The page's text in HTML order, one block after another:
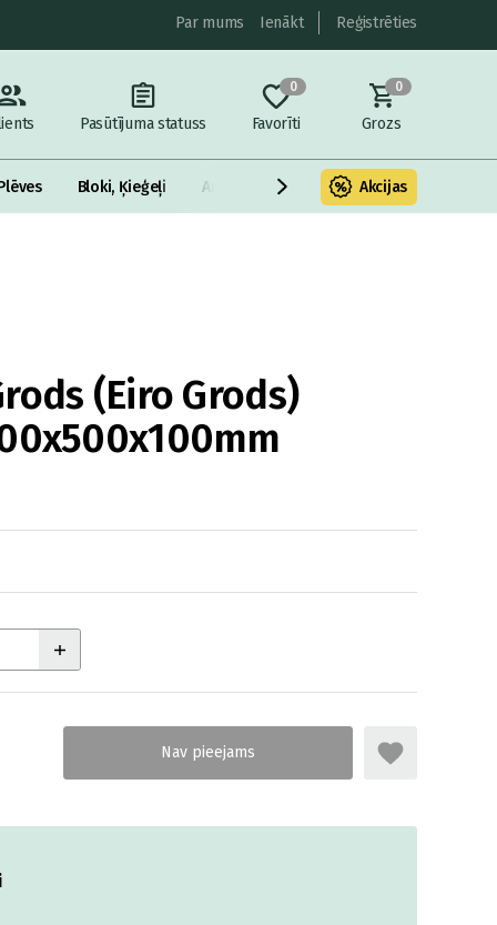
Par mums Ienākt Reģistrēties
Pasūtījuma statuss
0
Favorīti
0
Grozs
Bloki, Ķieģeļi Armatūra un metāls Fasādes
Akcijas
(Eiro Grods)